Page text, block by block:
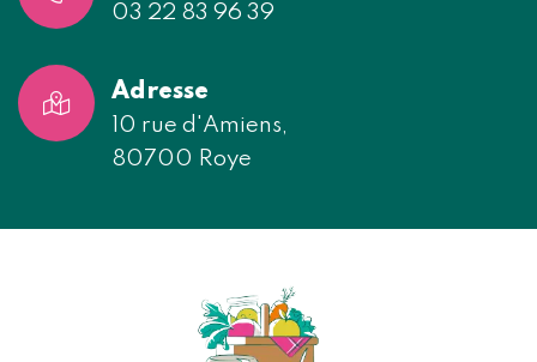
03 22 83 96 39
Adresse
10 rue d'Amiens,
80700 Roye